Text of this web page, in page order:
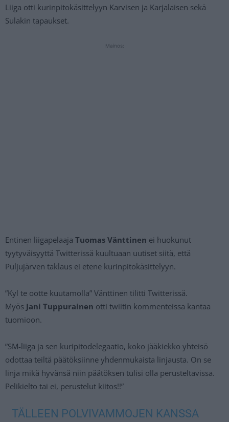
Liiga otti kurinpitokäsittelyyn Karvisen ja Karjalaisen sekä
Sulakin tapaukset.
Mainos:
Entinen liigapelaaja Tuomas Vänttinen ei huokunut
tyytyväisyyttä Twitterissä kuultuaan uutiset siitä, että
Puljujärven taklaus ei etene kurinpitokäsittelyyn.
”Kyl te ootte kuutamolla” Vänttinen tilitti Twitterissä.
Myös Jani Tuppurainen otti twiitin kommenteissa kantaa
tuomioon.
”SM-liiga ja sen kuripitodelegaatio, koko jääkiekko yhteisö
odottaa teiltä päätöksiinne yhdenmukaista linjausta. On se
linja mikä hyvänsä niin päätöksen tulisi olla perusteltavissa.
Pelikielto tai ei, perustelut kiitos!!”
TÄLLEEN POLVIVAMMOJEN KANSSA